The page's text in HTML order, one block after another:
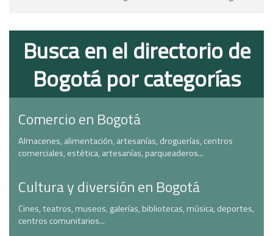
Busca en el directorio de
Bogotá por categorías
Comercio en Bogotá
Almacenes, alimentación, artesanías, droguerías, centros
comerciales, estética, artesanías, parqueaderos...
Cultura y diversión en Bogotá
Cines, teatros, museos, galerías, bibliotecas, música, deportes,
centros comunitarios...